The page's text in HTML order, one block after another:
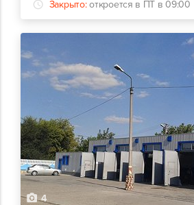
Закрыто: откроется в ПТ в 09:00
4